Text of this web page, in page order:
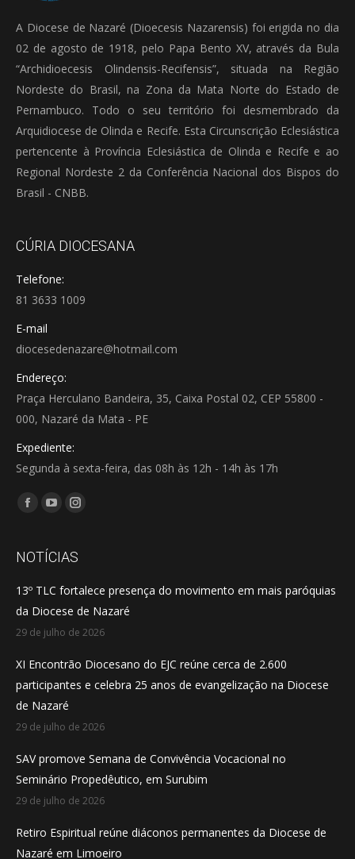
A Diocese de Nazaré (Dioecesis Nazarensis) foi erigida no dia
02 de agosto de 1918, pelo Papa Bento XV, através da Bula
“Archidioecesis Olindensis-Recifensis”, situada na Região
Nordeste do Brasil, na Zona da Mata Norte do Estado de
Pernambuco. Todo o seu território foi desmembrado da
Arquidiocese de Olinda e Recife. Esta Circunscrição Eclesiástica
pertencente à Província Eclesiástica de Olinda e Recife e ao
Regional Nordeste 2 da Conferência Nacional dos Bispos do
Brasil - CNBB.
CÚRIA DIOCESANA
Telefone:
81 3633 1009
E-mail
diocesedenazare@hotmail.com
Endereço:
Praça Herculano Bandeira, 35, Caixa Postal 02, CEP 55800 -
000, Nazaré da Mata - PE
Expediente:
Segunda à sexta-feira, das 08h às 12h - 14h às 17h
Encontre-nos em:
Facebook
opens
new
window
YouTube
opens
new
window
Instagram
opens
new
window
NOTÍCIAS
13º TLC fortalece presença do movimento em mais paróquias
da Diocese de Nazaré
29 de julho de 2026
XI Encontrão Diocesano do EJC reúne cerca de 2.600
participantes e celebra 25 anos de evangelização na Diocese
de Nazaré
29 de julho de 2026
SAV promove Semana de Convivência Vocacional no
Seminário Propedêutico, em Surubim
29 de julho de 2026
Retiro Espiritual reúne diáconos permanentes da Diocese de
Nazaré em Limoeiro